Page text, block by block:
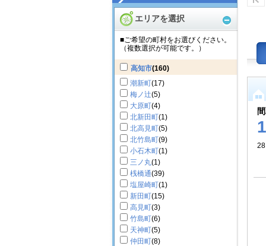
エリアを選択
■ご希望の町村をお選びください。
（複数選択が可能です。）
高知市(160)
潮新町(17)
梅ノ辻(5)
大原町(4)
北新田町(1)
北高見町(5)
北竹島町(9)
小石木町(1)
三ノ丸(1)
桟橋通(39)
塩屋崎町(1)
新田町(15)
高見町(3)
竹島町(6)
天神町(5)
仲田町(8)